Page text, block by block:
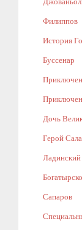
Филиппов
История
Буссенар
Дочь
Герой
Ладинский
Сапаров